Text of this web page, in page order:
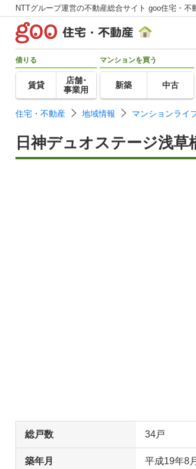
NTTグループ運営の不動産総合サイト goo住宅・不
借りる
賃貸
店舗･
事業用
マンションを買う
新築 中古
住宅・不動産 地域情報 マンションライ
日神デュオステージ浅草
総戸数 34戸
築年月 平成19年8月